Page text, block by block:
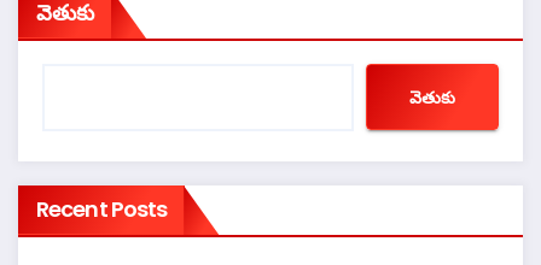
వెతుకు
వెతుకు
Recent Posts